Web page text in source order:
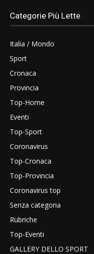
Categorie Più Lette
Italia / Mondo
Sport
Cronaca
Provincia
Top-Home
Eventi
Top-Sport
Coronavirus
Top-Cronaca
Top-Provincia
Coronavirus top
Senza categoria
Rubriche
Top-Eventi
GALLERY DELLO SPORT